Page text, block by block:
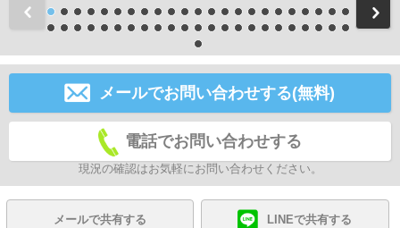
前
メールでお問い合わせする(無料)
電話でお問い合わせする
現況の確認はお気軽にお問い合わせください。
メールで共有する LINEで共有する